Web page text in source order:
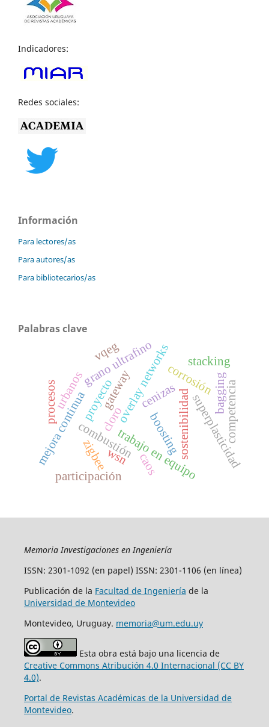
Indicadores:
Redes sociales:
Información
Para lectores/as
Para autores/as
Para bibliotecarios/as
Palabras clave
sostenibilidad
trabajo en equipo
combustión
cenizas
cloro
corrosión
wsn
gatewayoverlay networks
zigbee superplasticidad
grano ultrafino
mejora continua
procesos
participación
boosting
bagging
stacking
vqeg
caos
proyecto competencia
urbanos
Memoria Investigaciones en Ingeniería
ISSN: 2301-1092 (en papel) ISSN: 2301-1106 (en línea)
Publicación de la Facultad de Ingeniería de la
Universidad de Montevideo
Montevideo, Uruguay. memoria@um.edu.uy
Esta obra está bajo una licencia de
Creative Commons Atribución 4.0 Internacional (CC BY
4.0).
Portal de Revistas Académicas de la Universidad de
Montevideo.